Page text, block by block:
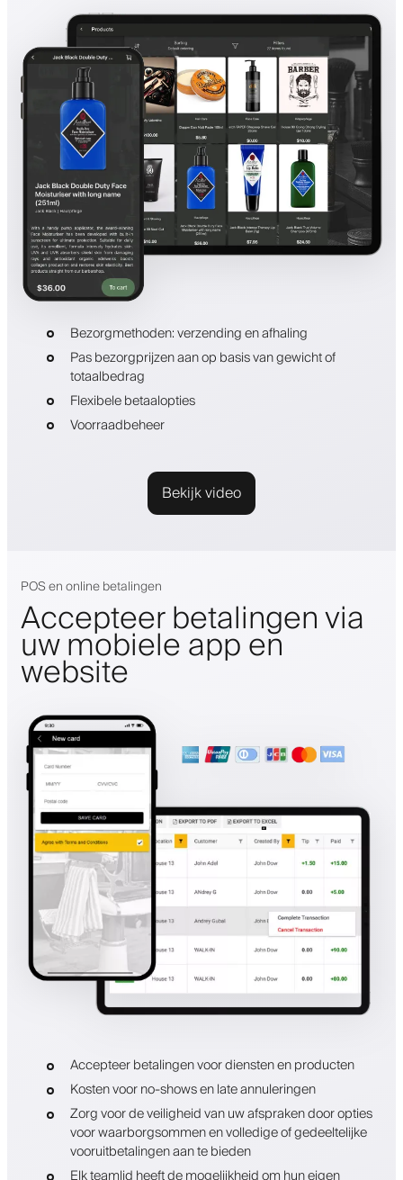
Bezorgmethoden: verzending en afhaling
Pas bezorgprijzen aan op basis van gewicht of
totaalbedrag
Flexibele betaalopties
Voorraadbeheer
Bekijk video
POS en online betalingen
Accepteer betalingen via
uw mobiele app en
website
Accepteer betalingen voor diensten en producten
Kosten voor no-shows en late annuleringen
Zorg voor de veiligheid van uw afspraken door opties
voor waarborgsommen en volledige of gedeeltelijke
vooruitbetalingen aan te bieden